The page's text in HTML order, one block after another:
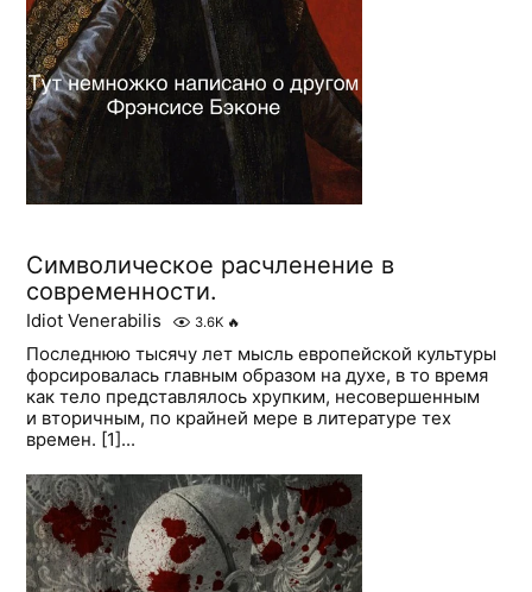
Символическое расчленение в
современности.
Idiot Venerabilis 3.6K 🔥
Последнюю тысячу лет мысль европейской культуры
форсировалась главным образом на духе, в то время
как тело представлялось хрупким, несовершенным
и вторичным, по крайней мере в литературе тех
времен. [1]...